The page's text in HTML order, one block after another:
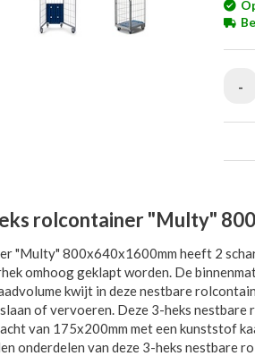
-
rolcontainer "Multy"
"Multy" 800x640x1600mm heeft 2
omhoog geklapt worden. De
kwijt in deze nestbare
of vervoeren. Deze 3-heks
van 175x200mm met een kunststof
onderdelen van deze 3-heks